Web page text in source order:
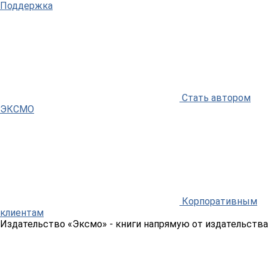
Поддержка
Стать автором
ЭКСМО
Корпоративным
клиентам
Издательство «Эксмо» - книги напрямую от издательства